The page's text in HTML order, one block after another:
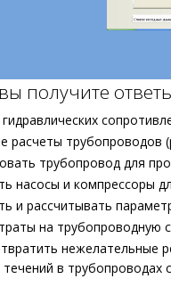
получите
расчеты трубопроводов
трубопровод для
насосы и компрессоры
и рассчитывать
на
в трубопроводах